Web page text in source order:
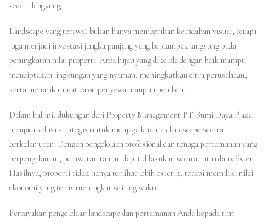
secara langsung.
Landscape yang terawat bukan hanya memberikan keindahan visual, tetapi
juga menjadi investasi jangka panjang yang berdampak langsung pada
peningkatan nilai properti. Area hijau yang dikelola dengan baik mampu
menciptakan lingkungan yang nyaman, meningkatkan citra perusahaan,
serta menarik minat calon penyewa maupun pembeli.
Dalam hal ini, dukungan dari Property Management PT Bumi Daya Plaza
menjadi solusi strategis untuk menjaga kualitas landscape secara
berkelanjutan. Dengan pengelolaan profesional dan tenaga pertamanan yang
berpengalaman, perawatan taman dapat dilakukan secara rutin dan efisien.
Hasilnya, properti tidak hanya terlihat lebih estetik, tetapi memiliki nilai
ekonomi yang terus meningkat seiring waktu.
Percayakan pengelolaan landscape dan pertamanan Anda kepada tim